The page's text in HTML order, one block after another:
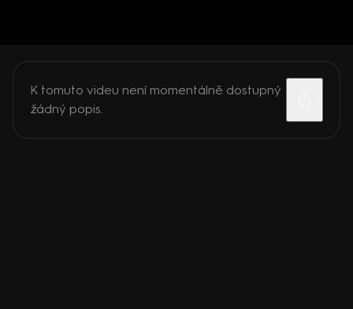
K tomuto videu není momentálně dostupný
žádný popis.